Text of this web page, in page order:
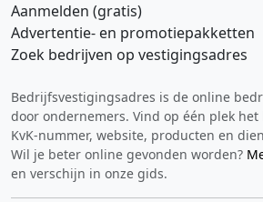
Aanmelden (gratis)
Advertentie‑ en promotiepakketten
Zoek bedrijven op vestigingsadres
Bedrijfsvestigingsadres is de online
door ondernemers. Vind op één plek het
KvK‑nummer, website, producten en
Wil je beter online gevonden worden?
en verschijn in onze gids.
Hi 👋 We horen graag uw